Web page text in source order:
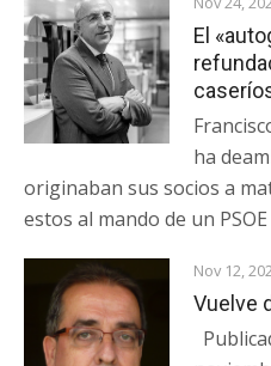
El
ha
originaban sus socios a
estos al mando de un
Nov 12,
Vuelve